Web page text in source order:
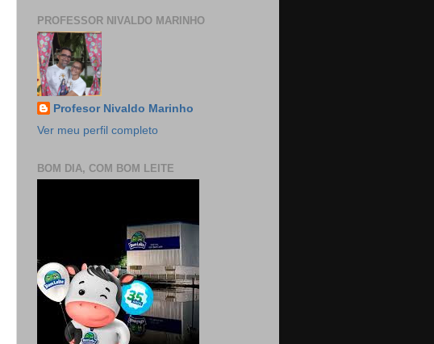
PROFESSOR NIVALDO MARINHO
Profesor Nivaldo Marinho
Ver meu perfil completo
BOM DIA, COM BOM LEITE